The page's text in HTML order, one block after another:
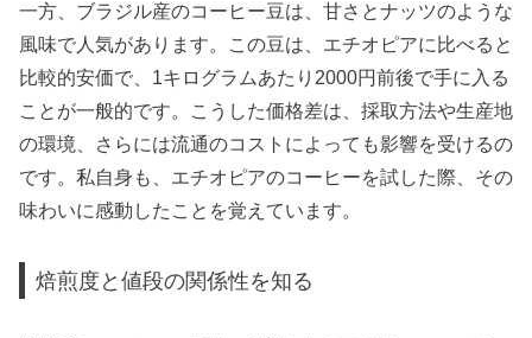
一方、ブラジル産のコーヒー豆は、甘さとナッツのような
風味で人気があります。この豆は、エチオピアに比べると
比較的安価で、1キログラムあたり2000円前後で手に入る
ことが一般的です。こうした価格差は、採取方法や生産地
の環境、さらには流通のコストによっても影響を受けるの
です。私自身も、エチオピアのコーヒーを試した際、その
味わいに感動したことを覚えています。
焙煎度と値段の関係性を知る